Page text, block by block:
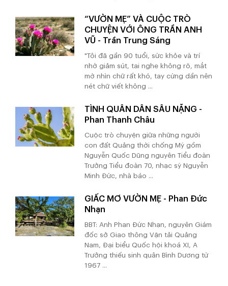
“VƯỜN MẸ” VÀ CUỘC TRÒ
CHUYỆN VỚI ÔNG TRẦN ANH
VŨ - Trần Trung Sáng
"Tôi đã gần 90 tuổi, sức khỏe và trí
nhớ giảm sút, tai nghe không rõ, mắt
mờ nhìn chữ rất khó, tay cứng dần nên
nét chữ viết không ...
TÌNH QUÂN DÂN SÂU NẶNG -
Phan Thanh Châu
Cuộc trò chuyện giữa những người
con đất Quảng thời chống Mỹ gồm
Nguyễn Quốc Dũng nguyên Tiểu đoàn
Trưởng Tiểu đoàn 70, nhạc sỹ Nguyễn
Minh Đức, nhà báo ...
GIẤC MƠ VƯỜN MẸ - Phan Đức
Nhạn
BBT: Anh Phan Đức Nhạn, nguyên Giám
đốc sở Giao thông Vận tải Quảng
Nam, Đại biểu Quốc hội khoá XI, A
Trưởng thiếu sinh quân Bình Dương từ
1967 ...